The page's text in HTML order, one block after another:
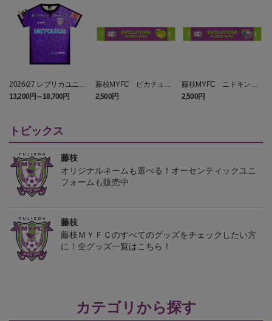
2026/27 レプリカユニフ
ォーム FP 1st
13,200円～18,700円
藤枝MYFC ピカチュウ
タオルマフラー
2,500円
藤枝MYFC ニドキング
タオルマフラー
2,500円
トピックス
藤枝
オリジナルネームも選べる！オーセンティックユニ
フォームも販売中
藤枝
藤枝ＭＹＦＣのすべてのグッズをチェックしたい方
に！全グッズ一覧はこちら！
カテゴリから探す